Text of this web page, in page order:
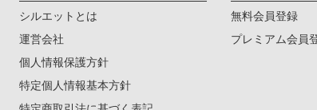
シルエットとは
運営会社
個人情報保護方針
特定個人情報基本方針
無料会員登録
プレミアム会員